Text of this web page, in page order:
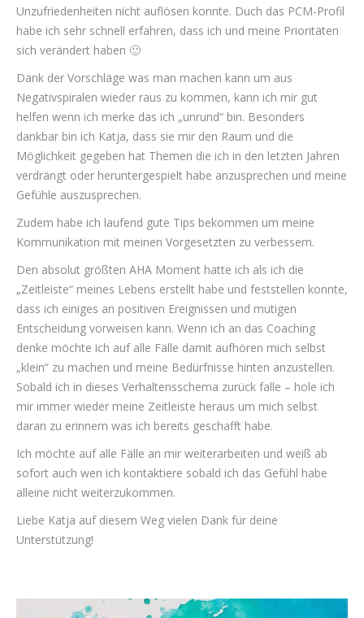
Unzufriedenheiten nicht auflösen konnte. Duch das PCM-Profil
habe ich sehr schnell erfahren, dass ich und meine Prioritäten
sich verändert haben 🙂
Dank der Vorschläge was man machen kann um aus
Negativspiralen wieder raus zu kommen, kann ich mir gut
helfen wenn ich merke das ich „unrund“ bin. Besonders
dankbar bin ich Katja, dass sie mir den Raum und die
Möglichkeit gegeben hat Themen die ich in den letzten Jahren
verdrängt oder heruntergespielt habe anzusprechen und meine
Gefühle auszusprechen.
Zudem habe ich laufend gute Tips bekommen um meine
Kommunikation mit meinen Vorgesetzten zu verbessern.
Den absolut größten AHA Moment hatte ich als ich die
„Zeitleiste“ meines Lebens erstellt habe und feststellen konnte,
dass ich einiges an positiven Ereignissen und mutigen
Entscheidung vorweisen kann. Wenn ich an das Coaching
denke möchte ich auf alle Fälle damit aufhören mich selbst
„klein“ zu machen und meine Bedürfnisse hinten anzustellen.
Sobald ich in dieses Verhaltensschema zurück falle – hole ich
mir immer wieder meine Zeitleiste heraus um mich selbst
daran zu erinnern was ich bereits geschafft habe.
Ich möchte auf alle Fälle an mir weiterarbeiten und weiß ab
sofort auch wen ich kontaktiere sobald ich das Gefühl habe
alleine nicht weiterzukommen.
Liebe Katja auf diesem Weg vielen Dank für deine
Unterstützung!